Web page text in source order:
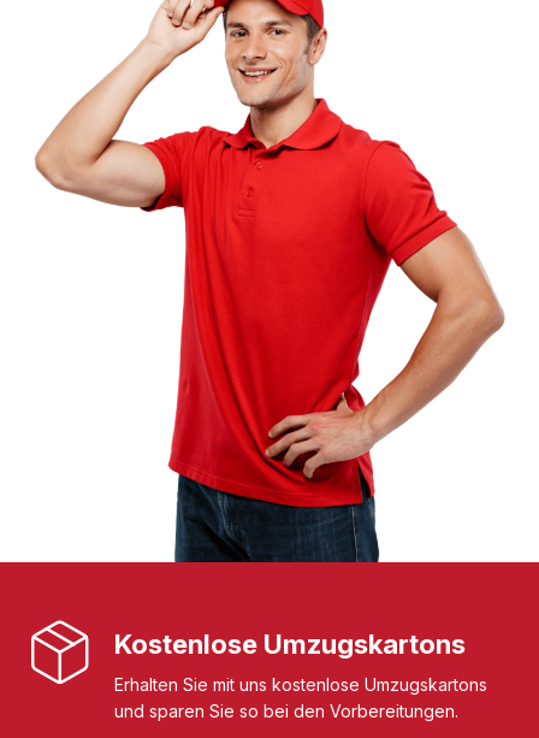
Kostenlose Umzugskartons
Erhalten Sie mit uns kostenlose Umzugskartons
und sparen Sie so bei den Vorbereitungen.